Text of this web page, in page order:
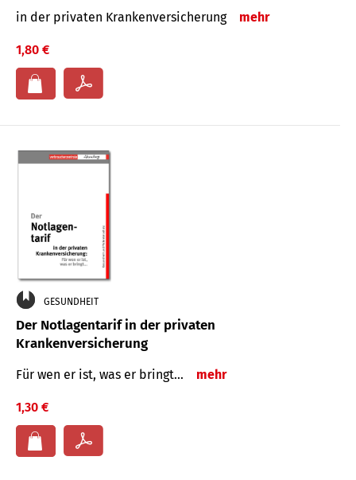
in der privaten Kran­ken­ver­siche­rung mehr
1,80 €
GESUNDHEIT
Der Notlagentarif in der privaten
Krankenversicherung
Für wen er ist, was er bringt… mehr
1,30 €